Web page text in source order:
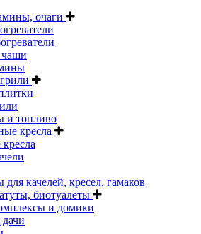
очаги
чаши
и топливо
кресла
для качелей, кресел, гамаков
биотуалеты
и домики